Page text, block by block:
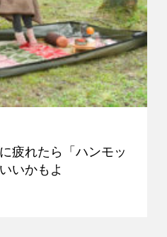
疲れたら「ハンモッ
いかもよ